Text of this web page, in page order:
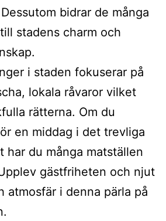
bidrar de många
stadens charm och
i staden fokuserar på
lokala råvaror vilket
rätterna. Om du
en middag i det trevliga
har du många matställen
gästfriheten och njut
atmosfär i denna pärla på